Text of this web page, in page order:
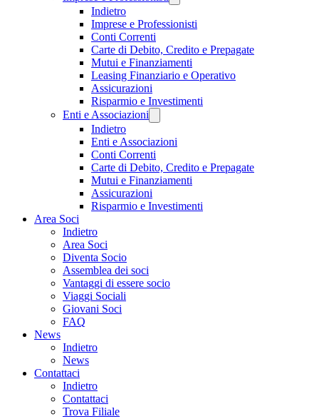
Indietro
Imprese e Professionisti
Conti Correnti
Carte di Debito, Credito e Prepagate
Mutui e Finanziamenti
Leasing Finanziario e Operativo
Assicurazioni
Risparmio e Investimenti
Enti e Associazioni
Indietro
Enti e Associazioni
Conti Correnti
Carte di Debito, Credito e Prepagate
Mutui e Finanziamenti
Assicurazioni
Risparmio e Investimenti
Area Soci
Indietro
Area Soci
Diventa Socio
Assemblea dei soci
Vantaggi di essere socio
Viaggi Sociali
Giovani Soci
FAQ
News
Indietro
News
Contattaci
Indietro
Contattaci
Trova Filiale